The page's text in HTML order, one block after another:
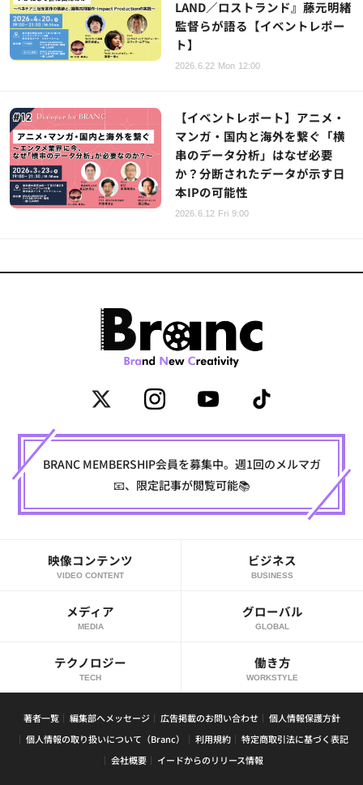
LAND／ロストランド』藤元明緒
監督らが語る【イベントレポー
ト】
2026.6.22 Mon 12:00
【イベントレポート】アニメ・
マンガ・国内と海外を繋ぐ「横
串のデータ分析」はなぜ必要
か？分断されたデータが示す日
本IPの可能性
2026.6.12 Fri 9:00
BRANC MEMBERSHIP会員を募集中。週1回のメルマガ
📧、限定記事が閲覧可能📚
映像コンテンツ
VIDEO CONTENT
ビジネス
BUSINESS
メディア
MEDIA
グローバル
GLOBAL
テクノロジー
TECH
働き方
WORKSTYLE
著者一覧 編集部へメッセージ 広告掲載のお問い合わせ
個人情報保護方針
個人情報の取り扱いについて（Branc）
利用規約
特定商取引法に基づく表記
会社概要
イードからのリリース情報